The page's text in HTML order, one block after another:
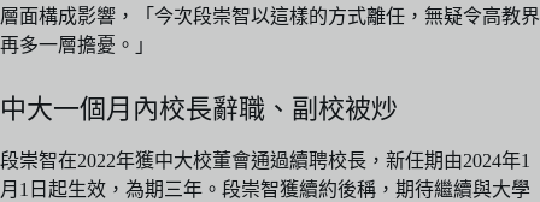
層面構成影響，「今次段崇智以這樣的方式離任，無疑令高教界
再多一層擔憂。」
中大一個月內校長辭職、副校被炒
段崇智在2022年獲中大校董會通過續聘校長，新任期由2024年1
月1日起生效，為期三年。段崇智獲續約後稱，期待繼續與大學